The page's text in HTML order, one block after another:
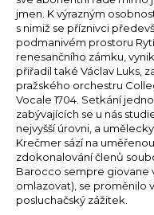
jmen. K výrazným
s nimiž se příznivci
podmanivém prostoru
renesančního zámku,
přiřadil také Václav Luks,
pražského orchestru
Vocale 1704. Setkání
zabývajících se u nás
nejvyšší úrovni, a
Krečmer sází na
zdokonalování členů
Barocco sempre giovane
omlazovat), se proměnilo
posluchačský zážitek.